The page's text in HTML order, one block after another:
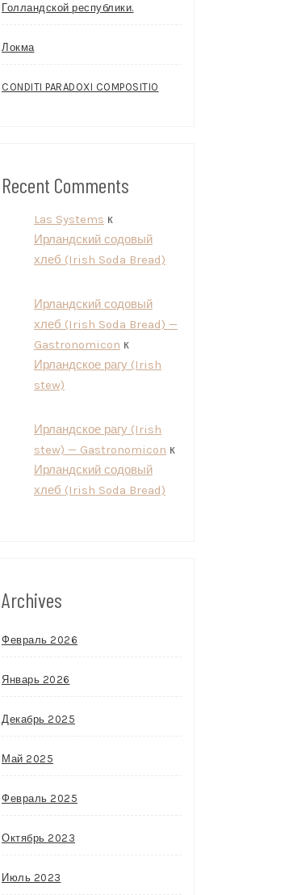
Голландской республики.
Локма
CONDITI PARADOXI COMPOSITIO
Recent Comments
Las Systems к
Ирландский содовый
хлеб (Irish Soda Bread)
Ирландский содовый
хлеб (Irish Soda Bread) —
Gastronomicon к
Ирландское рагу (Irish
stew)
Ирландское рагу (Irish
stew) — Gastronomicon к
Ирландский содовый
хлеб (Irish Soda Bread)
Archives
Февраль 2026
Январь 2026
Декабрь 2025
Май 2025
Февраль 2025
Октябрь 2023
Июль 2023